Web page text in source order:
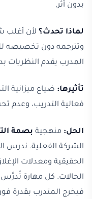
بدون أثر.
لماذا تحدث؟ لأن أغلب
وتترجمه دون تخصيصه
المدرب يقدم النظريات
تأثيرها: ضياع ميزانية
فعالية التدريب، وعدم
الحل: منهجية بصمة
الشركة الفعلية. ندرس
الحقيقية ومعدلات
الحالات. كل مهارة
فيخرج المتدرب بقدرة